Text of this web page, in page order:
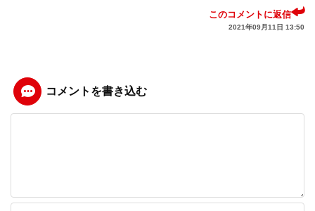
このコメントに返信
2021年09月11日 13:50
コメントを書き込む